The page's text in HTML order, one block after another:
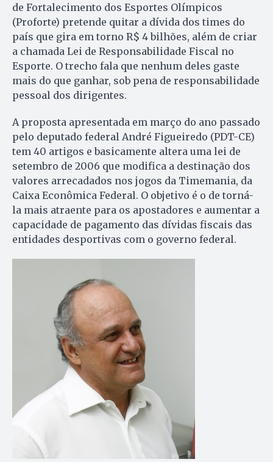
de Fortalecimento dos Esportes Olímpicos
(Proforte) pretende quitar a dívida dos times do
país que gira em torno R$ 4 bilhões, além de criar
a chamada Lei de Responsabilidade Fiscal no
Esporte. O trecho fala que nenhum deles gaste
mais do que ganhar, sob pena de responsabilidade
pessoal dos dirigentes.
A proposta apresentada em março do ano passado
pelo deputado federal André Figueiredo (PDT-CE)
tem 40 artigos e basicamente altera uma lei de
setembro de 2006 que modifica a destinação dos
valores arrecadados nos jogos da Timemania, da
Caixa Econômica Federal. O objetivo é o de torná-
la mais atraente para os apostadores e aumentar a
capacidade de pagamento das dívidas fiscais das
entidades desportivas com o governo federal.